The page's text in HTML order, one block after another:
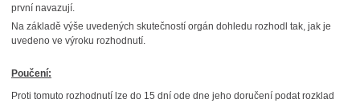
první navazují.
Na základě výše uvedených skutečností orgán dohledu rozhodl tak, jak je
uvedeno ve výroku rozhodnutí.
Poučení:
Proti tomuto rozhodnutí lze do 15 dní ode dne jeho doručení podat rozklad